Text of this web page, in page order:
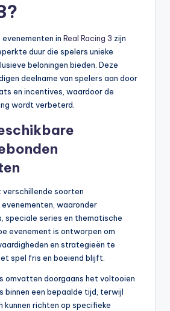
in Real Racing 3 zijn
duur die spelers unieke
beloningen bieden. Deze
deelname van spelers aan door
en incentives, waardoor de
wordt verbeterd.
verschillende soorten
waaronder
speciale series en thematische
evenement is ontworpen om
en strategieën te
spel fris en boeiend blijft.
omvatten doorgaans het voltooien
binnen een bepaalde tijd, terwijl
kunnen richten op specifieke